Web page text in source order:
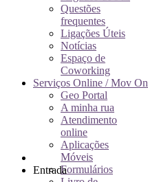
Questões
frequentes
Ligações Úteis
Notícias
Espaço de
Coworking
Serviços Online / Mov On
Geo Portal
A minha rua
Atendimento
online
Aplicações
Móveis
Formulários
Entrada